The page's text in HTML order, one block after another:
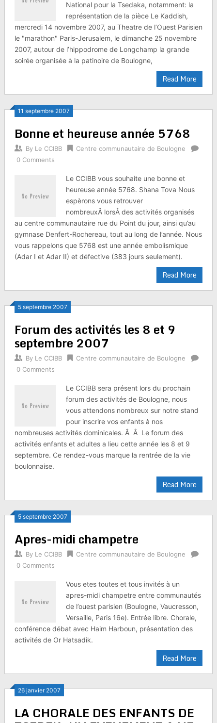
National pour la Tsedaka, notamment: la
représentation de la pièce Le Kaddish,
mercredi 14 novembre 2007, au Theatre de l’Ouest Parisien
le "marathon" Paris-Jerusalem, le dimanche 25 novembre
2007, autour de l’hippodrome de Longchamp la grande
soirée organisée à la patinoire de Boulogne,
Read More
11 septembre 2007
Bonne et heureuse année 5768
By Le CCIBB
Centre communautaire de Boulogne
0 Comments
Le CCIBB vous souhaite une bonne et
heureuse année 5768. Shana Tova Nous
espèrons vous retrouver
nombreuxÂ lorsÂ des activités organisés
au centre communautaire rue du Point du jour, ainsi qu’au
gymnase Denfert-Rochereau, tout au long de l’année. Nous
vous rappelons que 5768 est une année embolismique
(Adar I et Adar II) et défective (383 jours seulement).
Read More
5 septembre 2007
Forum des activités les 8 et 9
septembre 2007
By Le CCIBB
Centre communautaire de Boulogne
0 Comments
Le CCIBB sera présent lors du prochain
forum des activités de Boulogne, nous
vous attendons nombreux sur notre stand
pour inscrire vos enfants à nos
nombreuses activités dominicales. Â Â Le forum des
activités enfants et adultes a lieu cette année les 8 et 9
septembre. Ce rendez-vous marque la rentrée de la vie
boulonnaise.
Read More
5 septembre 2007
Apres-midi champetre
By Le CCIBB
Centre communautaire de Boulogne
0 Comments
Vous etes toutes et tous invités à un
apres-midi champetre entre communautés
de l’ouest parisien (Boulogne, Vaucresson,
Versaille, Paris 16e). Entrée libre. Chorale,
conférence débat avec Haim Harboun, présentation des
activités de Or Hatsadik.
Read More
26 janvier 2007
LA CHORALE DES ENFANTS DE